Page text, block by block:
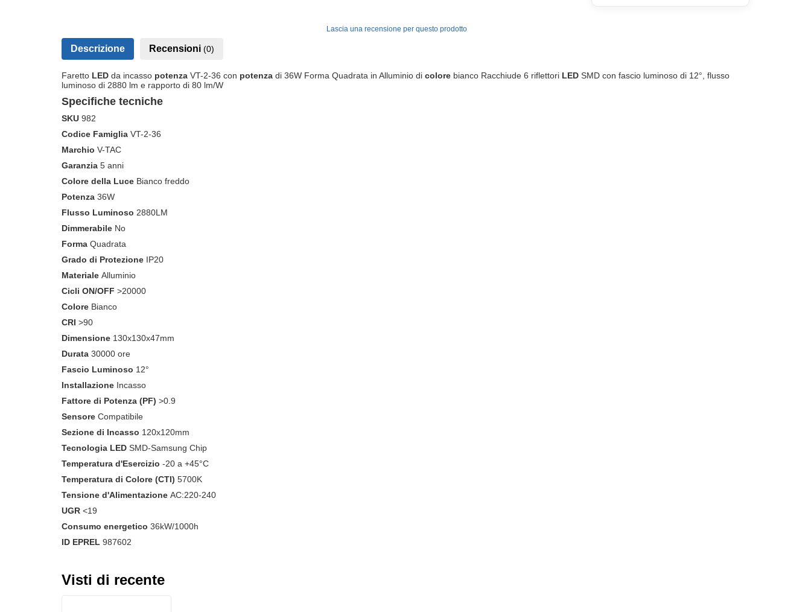
Lascia una recensione per questo prodotto
Descrizione Recensioni (0)
Faretto LED da incasso potenza VT-2-36 con potenza di 36W Forma Quadrata in Alluminio di colore bianco Racchiude 6 riflettori LED SMD con fascio luminoso di 12°, flusso
luminoso di 2880 lm e rapporto di 80 lm/W
Specifiche tecniche
SKU 982
Codice Famiglia VT-2-36
Marchio V-TAC
Garanzia 5 anni
Colore della Luce Bianco freddo
Potenza 36W
Flusso Luminoso 2880LM
Dimmerabile No
Forma Quadrata
Grado di Protezione IP20
Materiale Alluminio
Cicli ON/OFF >20000
Colore Bianco
CRI >90
Dimensione 130x130x47mm
Durata 30000 ore
Fascio Luminoso 12°
Installazione Incasso
Fattore di Potenza (PF) >0.9
Sensore Compatibile
Sezione di Incasso 120x120mm
Tecnologia LED SMD-Samsung Chip
Temperatura d'Esercizio -20 a +45°C
Temperatura di Colore (CTI) 5700K
Tensione d'Alimentazione AC:220-240
UGR <19
Consumo energetico 36kW/1000h
ID EPREL 987602
Visti di recente